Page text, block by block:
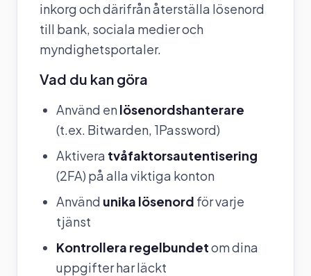
inkorg och därifrån återställa lösenord
till bank, sociala medier och
myndighetsportaler.
Vad du kan göra
Använd enlösenordshanterare
(t.ex. Bitwarden, 1Password)
Aktivera tvåfaktorsautentisering
(2FA) på alla viktiga konton
Använd unika lösenord för varje
tjänst
Kontrollera regelbundetom dina
uppgifter har läckt